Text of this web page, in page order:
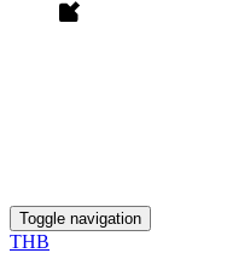
Toggle navigation
THB